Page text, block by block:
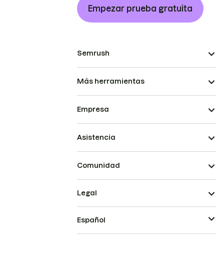
Empezar prueba gratuita
Semrush
Más herramientas
Empresa
Asistencia
Comunidad
Legal
Español